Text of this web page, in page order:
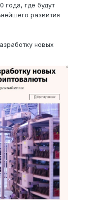
года, где будут
развития
новых